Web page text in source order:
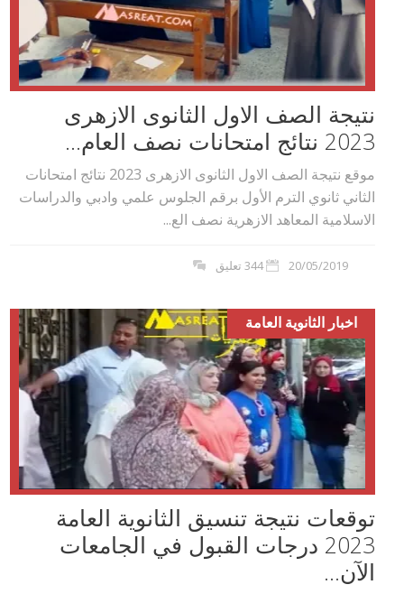
نتيجة الصف الاول الثانوى الازهرى
2023 نتائج امتحانات نصف العام...
موقع نتيجة الصف الاول الثانوى الازهرى 2023 نتائج امتحانات
الثاني ثانوي الترم الأول برقم الجلوس علمي وادبي والدراسات
الاسلامية المعاهد الازهرية نصف الع...
20/05/2019 344 تعليق
اخبار الثانوية العامة
توقعات نتيجة تنسيق الثانوية العامة
2023 درجات القبول في الجامعات
الآن...